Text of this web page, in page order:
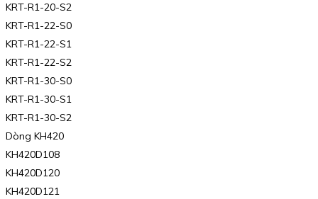
KRT-R1-20-S2
KRT-R1-22-S0
KRT-R1-22-S1
KRT-R1-22-S2
KRT-R1-30-S0
KRT-R1-30-S1
KRT-R1-30-S2
Dòng KH420
KH420D108
KH420D120
KH420D121